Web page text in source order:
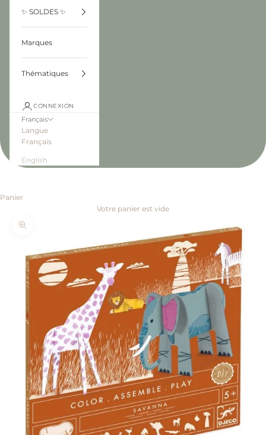
✨ SOLDES ✨
Marques
Thématiques
CONNEXION
Français
Langue
Français
English
Panier
Votre panier est vide
Zoomer sur l'image